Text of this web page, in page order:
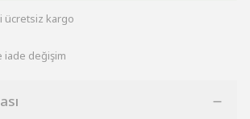
ücretsiz kargo
iade değişim